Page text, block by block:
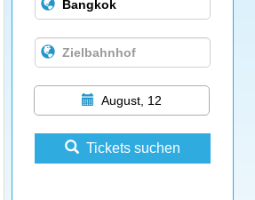
August, 12
Tickets suchen